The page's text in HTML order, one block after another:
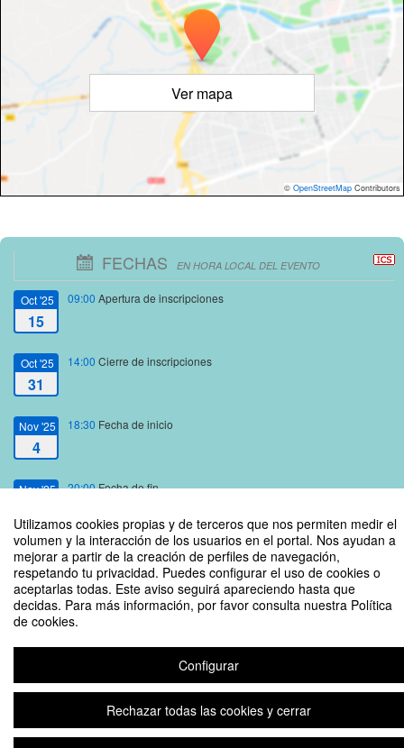
Utilizamos cookies propias y de terceros que nos permiten medir el
volumen y la interacción de los usuarios en el portal. Nos ayudan a
mejorar a partir de la creación de perfiles de navegación,
respetando tu privacidad. Puedes configurar el uso de cookies o
aceptarlas todas. Este aviso seguirá apareciendo hasta que
decidas. Para más información, por favor consulta nuestra Política
de cookies.
Configurar
Rechazar todas las cookies y cerrar
Ver mapa
© OpenStreetMap Contributors
FECHAS EN HORA LOCAL DEL EVENTO
Oct '25
15
09:00 Apertura de inscripciones
Oct '25
31
14:00 Cierre de inscripciones
Nov '25
4
18:30 Fecha de inicio
Nov '25 20:00Fecha de fin
Mesa redonda: Repositorios y archivos de revistas centroamericanas
Plataforma de organización de eventos Symposium
Copyright © 2026